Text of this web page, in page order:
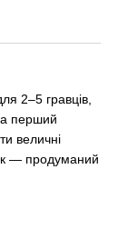
2–5 гравців,
перший
величні
— продуманий